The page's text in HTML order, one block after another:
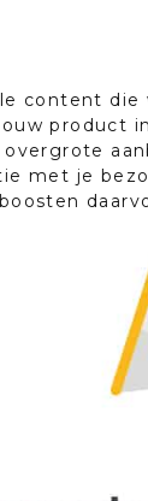
content
product
met je